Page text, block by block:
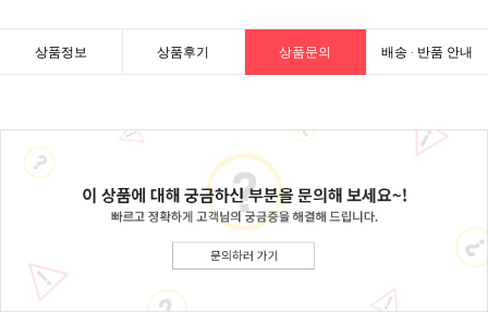
상품정보 상품후기 상품문의 배송 · 반품 안내